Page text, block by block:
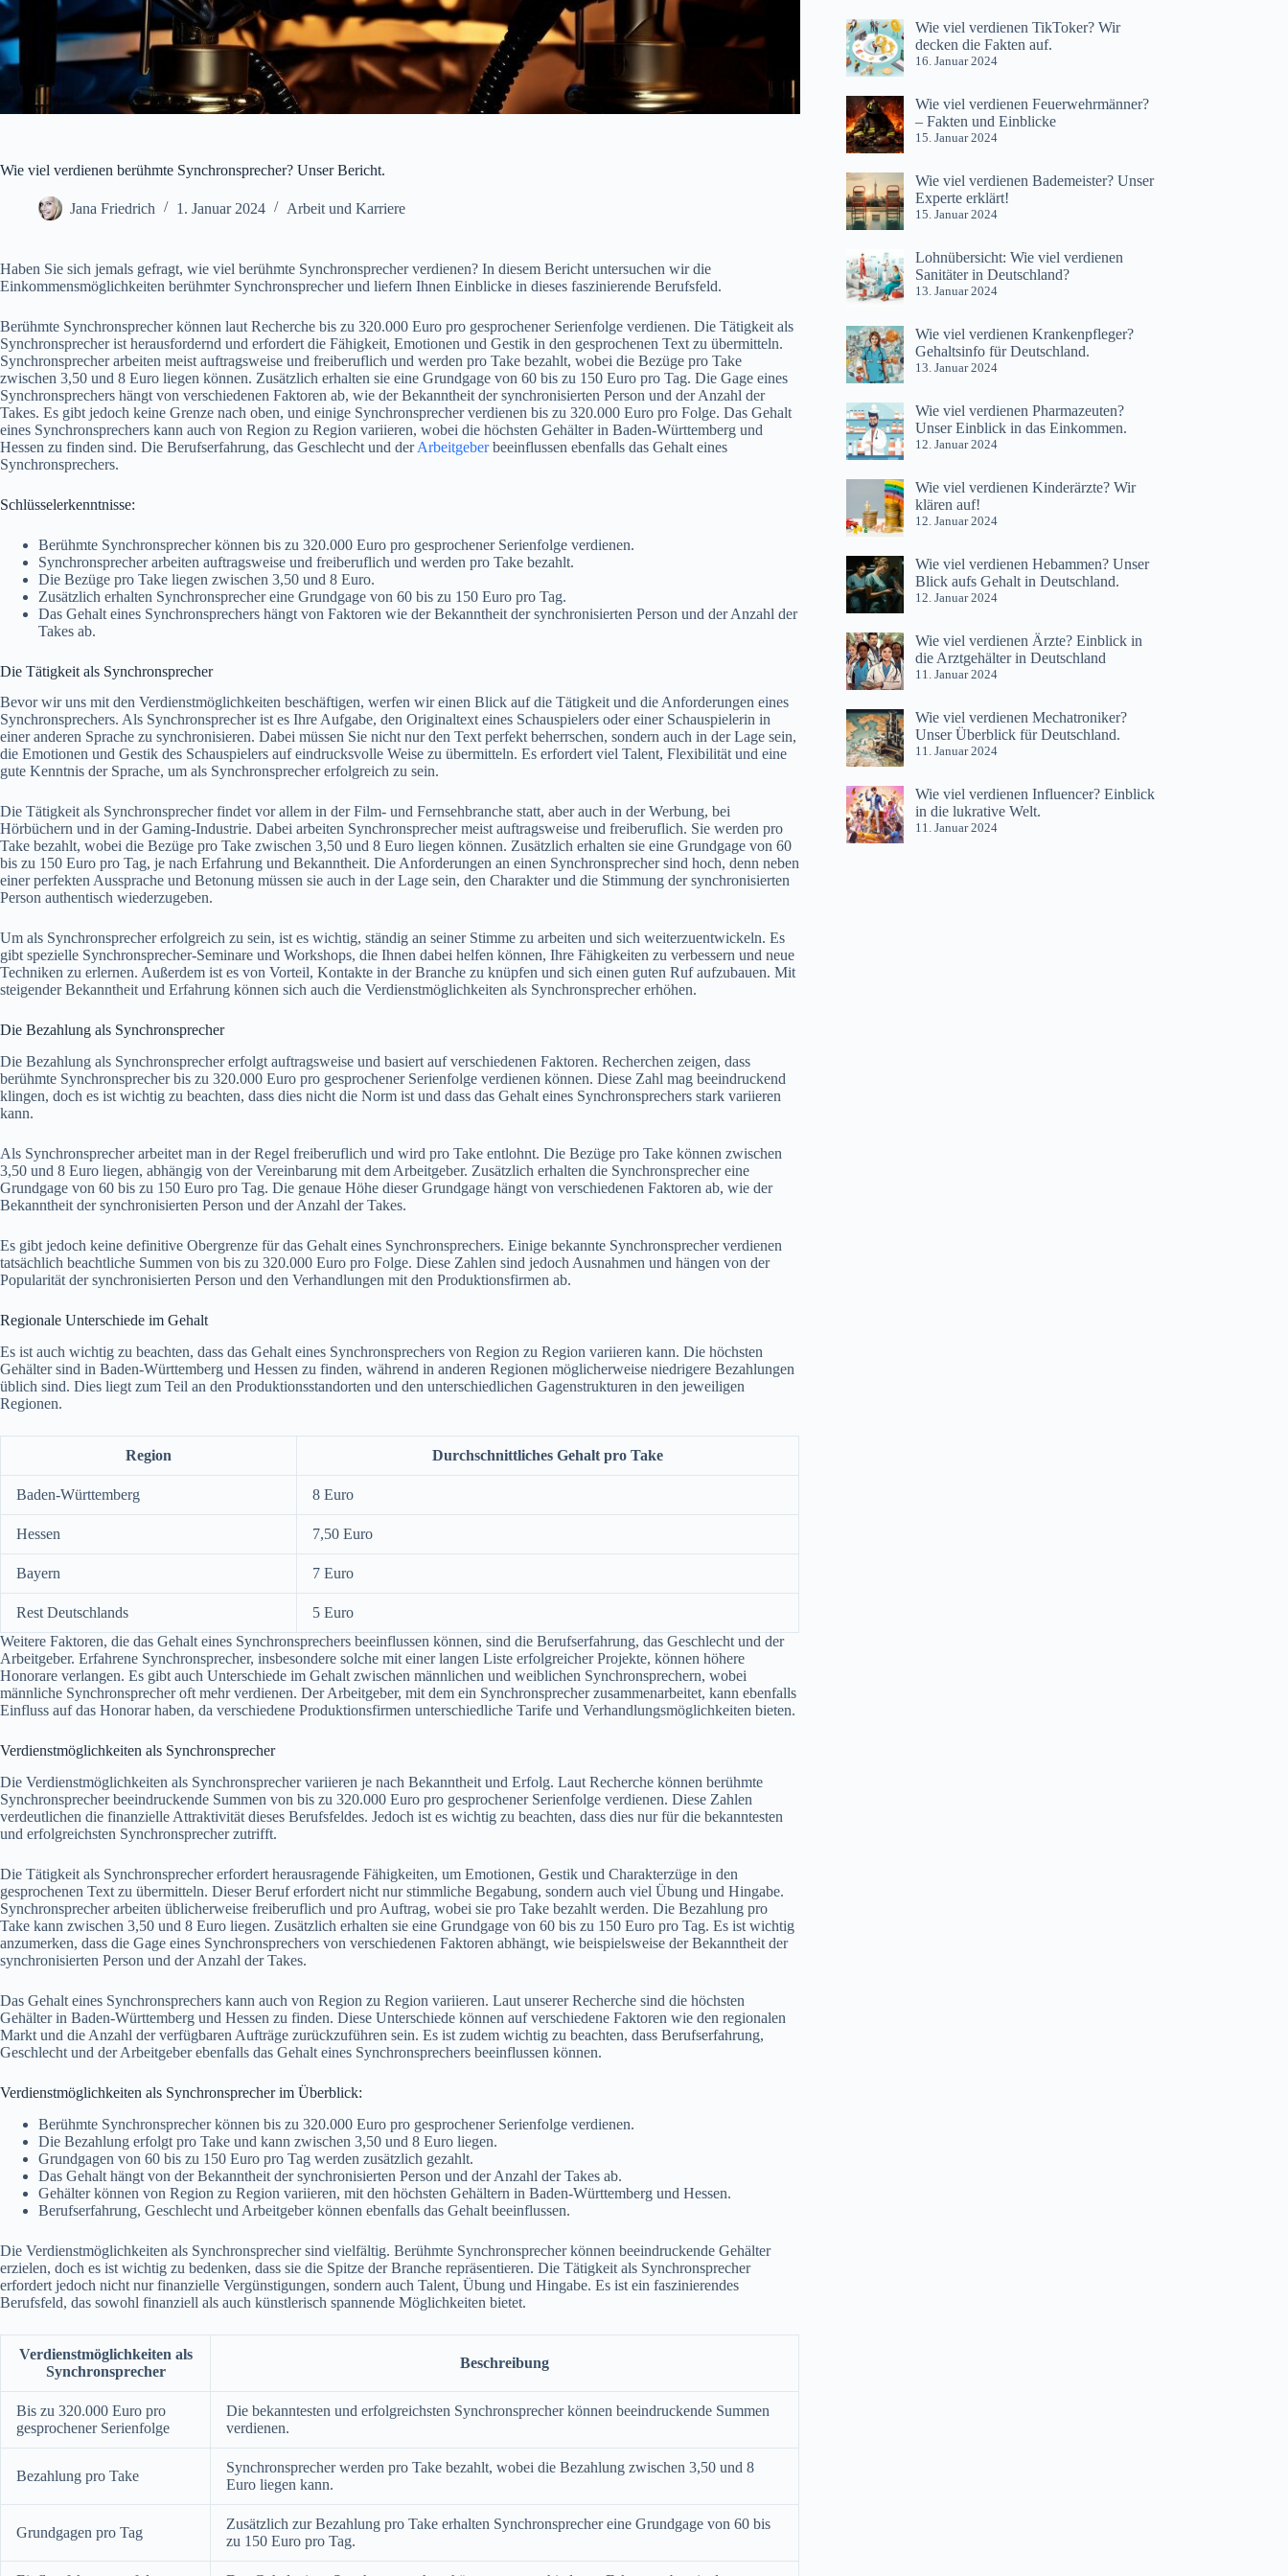
Wie viel verdienen berühmte Synchronsprecher? Unser Bericht.
Jana Friedrich 1. Januar 2024 Arbeit und Karriere
Haben Sie sich jemals gefragt, wie viel berühmte Synchronsprecher verdienen? In diesem Bericht untersuchen wir die
Einkommensmöglichkeiten berühmter Synchronsprecher und liefern Ihnen Einblicke in dieses faszinierende Berufsfeld.
Berühmte Synchronsprecher können laut Recherche bis zu 320.000 Euro pro gesprochener Serienfolge verdienen. Die Tätigkeit als
Synchronsprecher ist herausfordernd und erfordert die Fähigkeit, Emotionen und Gestik in den gesprochenen Text zu übermitteln.
Synchronsprecher arbeiten meist auftragsweise und freiberuflich und werden pro Take bezahlt, wobei die Bezüge pro Take
zwischen 3,50 und 8 Euro liegen können. Zusätzlich erhalten sie eine Grundgage von 60 bis zu 150 Euro pro Tag. Die Gage eines
Synchronsprechers hängt von verschiedenen Faktoren ab, wie der Bekanntheit der synchronisierten Person und der Anzahl der
Takes. Es gibt jedoch keine Grenze nach oben, und einige Synchronsprecher verdienen bis zu 320.000 Euro pro Folge. Das Gehalt
eines Synchronsprechers kann auch von Region zu Region variieren, wobei die höchsten Gehälter in Baden-Württemberg und
Hessen zu finden sind. Die Berufserfahrung, das Geschlecht und derArbeitgeberbeeinflussen ebenfalls das Gehalt eines
Synchronsprechers.
Schlüsselerkenntnisse:
Berühmte Synchronsprecher können bis zu 320.000 Euro pro gesprochener Serienfolge verdienen.
Synchronsprecher arbeiten auftragsweise und freiberuflich und werden pro Take bezahlt.
Die Bezüge pro Take liegen zwischen 3,50 und 8 Euro.
Zusätzlich erhalten Synchronsprecher eine Grundgage von 60 bis zu 150 Euro pro Tag.
Das Gehalt eines Synchronsprechers hängt von Faktoren wie der Bekanntheit der synchronisierten Person und der Anzahl der
Takes ab.
Die Tätigkeit als Synchronsprecher
Bevor wir uns mit den Verdienstmöglichkeiten beschäftigen, werfen wir einen Blick auf die Tätigkeit und die Anforderungen eines
Synchronsprechers. Als Synchronsprecher ist es Ihre Aufgabe, den Originaltext eines Schauspielers oder einer Schauspielerin in
einer anderen Sprache zu synchronisieren. Dabei müssen Sie nicht nur den Text perfekt beherrschen, sondern auch in der Lage sein,
die Emotionen und Gestik des Schauspielers auf eindrucksvolle Weise zu übermitteln. Es erfordert viel Talent, Flexibilität und eine
gute Kenntnis der Sprache, um als Synchronsprecher erfolgreich zu sein.
Die Tätigkeit als Synchronsprecher findet vor allem in der Film- und Fernsehbranche statt, aber auch in der Werbung, bei
Hörbüchern und in der Gaming-Industrie. Dabei arbeiten Synchronsprecher meist auftragsweise und freiberuflich. Sie werden pro
Take bezahlt, wobei die Bezüge pro Take zwischen 3,50 und 8 Euro liegen können. Zusätzlich erhalten sie eine Grundgage von 60
bis zu 150 Euro pro Tag, je nach Erfahrung und Bekanntheit. Die Anforderungen an einen Synchronsprecher sind hoch, denn neben
einer perfekten Aussprache und Betonung müssen sie auch in der Lage sein, den Charakter und die Stimmung der synchronisierten
Person authentisch wiederzugeben.
Um als Synchronsprecher erfolgreich zu sein, ist es wichtig, ständig an seiner Stimme zu arbeiten und sich weiterzuentwickeln. Es
gibt spezielle Synchronsprecher-Seminare und Workshops, die Ihnen dabei helfen können, Ihre Fähigkeiten zu verbessern und neue
Techniken zu erlernen. Außerdem ist es von Vorteil, Kontakte in der Branche zu knüpfen und sich einen guten Ruf aufzubauen. Mit
steigender Bekanntheit und Erfahrung können sich auch die Verdienstmöglichkeiten als Synchronsprecher erhöhen.
Die Bezahlung als Synchronsprecher
Die Bezahlung als Synchronsprecher erfolgt auftragsweise und basiert auf verschiedenen Faktoren. Recherchen zeigen, dass
berühmte Synchronsprecher bis zu 320.000 Euro pro gesprochener Serienfolge verdienen können. Diese Zahl mag beeindruckend
klingen, doch es ist wichtig zu beachten, dass dies nicht die Norm ist und dass das Gehalt eines Synchronsprechers stark variieren
kann.
Als Synchronsprecher arbeitet man in der Regel freiberuflich und wird pro Take entlohnt. Die Bezüge pro Take können zwischen
3,50 und 8 Euro liegen, abhängig von der Vereinbarung mit dem Arbeitgeber. Zusätzlich erhalten die Synchronsprecher eine
Grundgage von 60 bis zu 150 Euro pro Tag. Die genaue Höhe dieser Grundgage hängt von verschiedenen Faktoren ab, wie der
Bekanntheit der synchronisierten Person und der Anzahl der Takes.
Es gibt jedoch keine definitive Obergrenze für das Gehalt eines Synchronsprechers. Einige bekannte Synchronsprecher verdienen
tatsächlich beachtliche Summen von bis zu 320.000 Euro pro Folge. Diese Zahlen sind jedoch Ausnahmen und hängen von der
Popularität der synchronisierten Person und den Verhandlungen mit den Produktionsfirmen ab.
Regionale Unterschiede im Gehalt
Es ist auch wichtig zu beachten, dass das Gehalt eines Synchronsprechers von Region zu Region variieren kann. Die höchsten
Gehälter sind in Baden-Württemberg und Hessen zu finden, während in anderen Regionen möglicherweise niedrigere Bezahlungen
üblich sind. Dies liegt zum Teil an den Produktionsstandorten und den unterschiedlichen Gagenstrukturen in den jeweiligen
Regionen.
Region Durchschnittliches Gehalt pro Take
Baden-Württemberg 8 Euro
Hessen 7,50 Euro
Bayern 7 Euro
Rest Deutschlands
5 Euro
Weitere Faktoren, die das Gehalt eines Synchronsprechers beeinflussen können, sind die Berufserfahrung, das Geschlecht und der
Arbeitgeber. Erfahrene Synchronsprecher, insbesondere solche mit einer langen Liste erfolgreicher Projekte, können höhere
Honorare verlangen. Es gibt auch Unterschiede im Gehalt zwischen männlichen und weiblichen Synchronsprechern, wobei
männliche Synchronsprecher oft mehr verdienen. Der Arbeitgeber, mit dem ein Synchronsprecher zusammenarbeitet, kann ebenfalls
Einfluss auf das Honorar haben, da verschiedene Produktionsfirmen unterschiedliche Tarife und Verhandlungsmöglichkeiten bieten.
Verdienstmöglichkeiten als Synchronsprecher
Die Verdienstmöglichkeiten als Synchronsprecher variieren je nach Bekanntheit und Erfolg. Laut Recherche können berühmte
Synchronsprecher beeindruckende Summen von bis zu 320.000 Euro pro gesprochener Serienfolge verdienen. Diese Zahlen
verdeutlichen die finanzielle Attraktivität dieses Berufsfeldes. Jedoch ist es wichtig zu beachten, dass dies nur für die bekanntesten
und erfolgreichsten Synchronsprecher zutrifft.
Die Tätigkeit als Synchronsprecher erfordert herausragende Fähigkeiten, um Emotionen, Gestik und Charakterzüge in den
gesprochenen Text zu übermitteln. Dieser Beruf erfordert nicht nur stimmliche Begabung, sondern auch viel Übung und Hingabe.
Synchronsprecher arbeiten üblicherweise freiberuflich und pro Auftrag, wobei sie pro Take bezahlt werden. Die Bezahlung pro
Take kann zwischen 3,50 und 8 Euro liegen. Zusätzlich erhalten sie eine Grundgage von 60 bis zu 150 Euro pro Tag. Es ist wichtig
anzumerken, dass die Gage eines Synchronsprechers von verschiedenen Faktoren abhängt, wie beispielsweise der Bekanntheit der
synchronisierten Person und der Anzahl der Takes.
Das Gehalt eines Synchronsprechers kann auch von Region zu Region variieren. Laut unserer Recherche sind die höchsten
Gehälter in Baden-Württemberg und Hessen zu finden. Diese Unterschiede können auf verschiedene Faktoren wie den regionalen
Markt und die Anzahl der verfügbaren Aufträge zurückzuführen sein. Es ist zudem wichtig zu beachten, dass Berufserfahrung,
Geschlecht und der Arbeitgeber ebenfalls das Gehalt eines Synchronsprechers beeinflussen können.
Verdienstmöglichkeiten als Synchronsprecher im Überblick:
Berühmte Synchronsprecher können bis zu 320.000 Euro pro gesprochener Serienfolge verdienen.
Die Bezahlung erfolgt pro Take und kann zwischen 3,50 und 8 Euro liegen.
Grundgagen von 60 bis zu 150 Euro pro Tag werden zusätzlich gezahlt.
Das Gehalt hängt von der Bekanntheit der synchronisierten Person und der Anzahl der Takes ab.
Gehälter können von Region zu Region variieren, mit den höchsten Gehältern in Baden-Württemberg und Hessen.
Berufserfahrung, Geschlecht und Arbeitgeber können ebenfalls das Gehalt beeinflussen.
Die Verdienstmöglichkeiten als Synchronsprecher sind vielfältig. Berühmte Synchronsprecher können beeindruckende Gehälter
erzielen, doch es ist wichtig zu bedenken, dass sie die Spitze der Branche repräsentieren. Die Tätigkeit als Synchronsprecher
erfordert jedoch nicht nur finanzielle Vergünstigungen, sondern auch Talent, Übung und Hingabe. Es ist ein faszinierendes
Berufsfeld, das sowohl finanziell als auch künstlerisch spannende Möglichkeiten bietet.
Verdienstmöglichkeiten als
Synchronsprecher
Beschreibung
Bis zu 320.000 Euro pro
gesprochener Serienfolge
Die bekanntesten und erfolgreichsten Synchronsprecher können beeindruckende Summen
verdienen.
Bezahlung pro Take
Synchronsprecher werden pro Take bezahlt, wobei die Bezahlung zwischen 3,50 und 8
Euro liegen kann.
Grundgagen pro Tag
Zusätzlich zur Bezahlung pro Take erhalten Synchronsprecher eine Grundgage von 60 bis
zu 150 Euro pro Tag.
Wie viel verdienen TikToker? Wir
decken die Fakten auf.
16. Januar 2024
Wie viel verdienen Feuerwehrmänner?
– Fakten und Einblicke
15. Januar 2024
Wie viel verdienen Bademeister? Unser
Experte erklärt!
15. Januar 2024
Lohnübersicht: Wie viel verdienen
Sanitäter in Deutschland?
13. Januar 2024
Wie viel verdienen Krankenpfleger?
Gehaltsinfo für Deutschland.
13. Januar 2024
Wie viel verdienen Pharmazeuten?
Unser Einblick in das Einkommen.
12. Januar 2024
Wie viel verdienen Kinderärzte? Wir
klären auf!
12. Januar 2024
Wie viel verdienen Hebammen? Unser
Blick aufs Gehalt in Deutschland.
12. Januar 2024
Wie viel verdienen Ärzte? Einblick in
die Arztgehälter in Deutschland
11. Januar 2024
Wie viel verdienen Mechatroniker?
Unser Überblick für Deutschland.
11. Januar 2024
Wie viel verdienen Influencer? Einblick
in die lukrative Welt.
11. Januar 2024